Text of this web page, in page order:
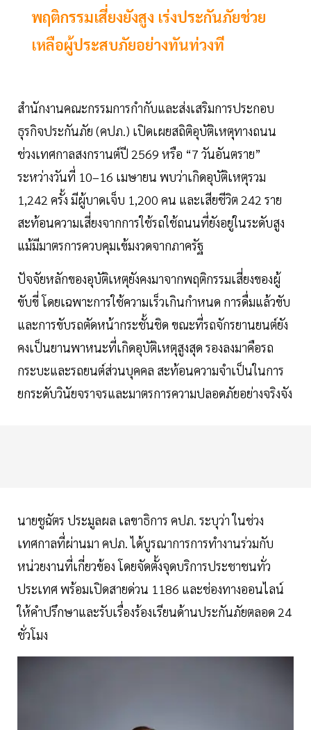
พฤติกรรมเสี่ยงยังสูง เร่งประกันภัยช่วย
เหลือผู้ประสบภัยอย่างทันท่วงที
สำนักงานคณะกรรมการกำกับและส่งเสริมการประกอบ
ธุรกิจประกันภัย (คปภ.) เปิดเผยสถิติอุบัติเหตุทางถนน
ช่วงเทศกาลสงกรานต์ปี 2569 หรือ “7 วันอันตราย”
ระหว่างวันที่ 10–16 เมษายน พบว่าเกิดอุบัติเหตุรวม
1,242 ครั้ง มีผู้บาดเจ็บ 1,200 คน และเสียชีวิต 242 ราย
สะท้อนความเสี่ยงจากการใช้รถใช้ถนนที่ยังอยู่ในระดับสูง
แม้มีมาตรการควบคุมเข้มงวดจากภาครัฐ
ปัจจัยหลักของอุบัติเหตุยังคงมาจากพฤติกรรมเสี่ยงของผู้
ขับขี่ โดยเฉพาะการใช้ความเร็วเกินกำหนด การดื่มแล้วขับ
และการขับรถตัดหน้ากระชั้นชิด ขณะที่รถจักรยานยนต์ยัง
คงเป็นยานพาหนะที่เกิดอุบัติเหตุสูงสุด รองลงมาคือรถ
กระบะและรถยนต์ส่วนบุคคล สะท้อนความจำเป็นในการ
ยกระดับวินัยจราจรและมาตรการความปลอดภัยอย่างจริงจัง
นายชูฉัตร ประมูลผล เลขาธิการ คปภ. ระบุว่า ในช่วง
เทศกาลที่ผ่านมา คปภ. ได้บูรณาการการทำงานร่วมกับ
หน่วยงานที่เกี่ยวข้อง โดยจัดตั้งจุดบริการประชาชนทั่ว
ประเทศ พร้อมเปิดสายด่วน 1186 และช่องทางออนไลน์
ให้คำปรึกษาและรับเรื่องร้องเรียนด้านประกันภัยตลอด 24
ชั่วโมง